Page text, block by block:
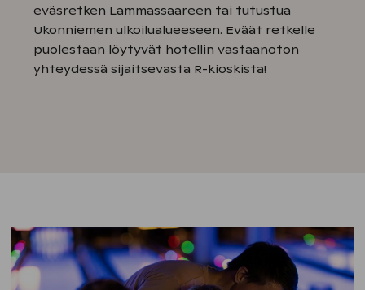
eväsretken Lammassaareen tai tutustua
Ukonniemen ulkoilualueeseen. Eväät retkelle
puolestaan löytyvät hotellin vastaanoton
yhteydessä sijaitsevasta R-kioskista!